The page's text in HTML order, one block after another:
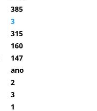
385
3
315
160
147
ano
2
3
1